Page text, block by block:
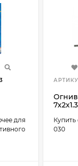
для
Купить
030